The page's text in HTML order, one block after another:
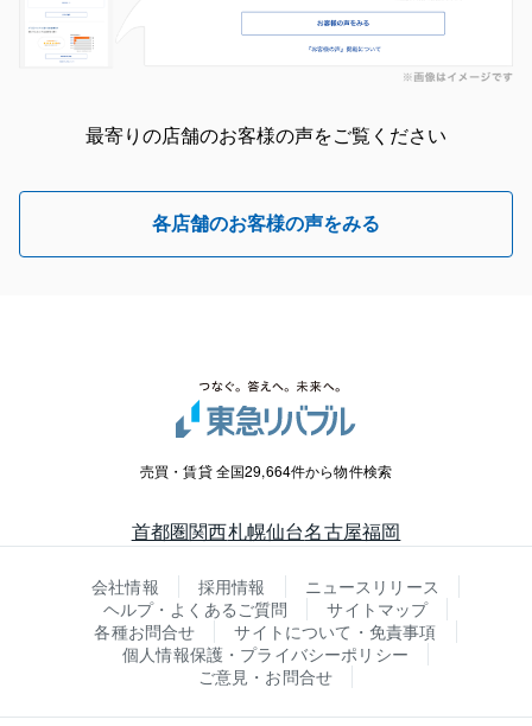
最寄りの店舗のお客様の声をご覧ください
各店舗のお客様の声をみる
売買・賃貸 全国29,664件から物件検索
首都圏関西札幌仙台名古屋福岡
会社情報 採用情報
ニュースリリース
ヘルプ・よくあるご質問
サイトマップ
各種お問合せ
サイトについて・免責事項
個人情報保護・プライバシーポリシー
ご意見・お問合せ